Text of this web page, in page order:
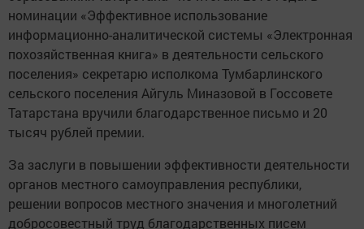
номинации «Эффективное использование
информационно-аналитической системы «Электронная
похозяйственная книга» в деятельности сельского
поселения» секретарю исполкома Тумбарлинского
сельского поселения Айгуль Миназовой в Госсовете
Татарстана вручили благодарственное письмо и 20
тысяч рублей премии.
За заслуги в повышении эффективности деятельности
органов местного самоуправления республики,
решении вопросов местного значения и многолетний
добросовестный труд благодарственных писем